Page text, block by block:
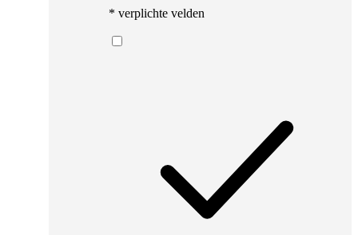
* verplichte velden